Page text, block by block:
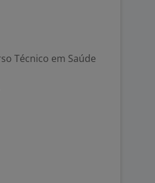
Técnico em Saúde